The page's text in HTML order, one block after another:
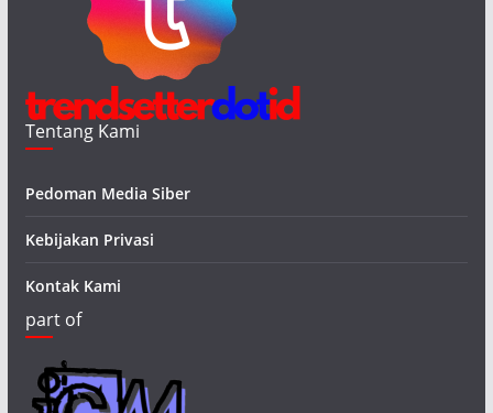
Tentang Kami
Pedoman Media Siber
Kebijakan Privasi
Kontak Kami
part of